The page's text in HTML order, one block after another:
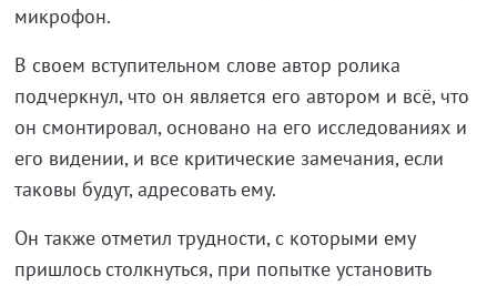
микрофон.
В своем вступительном слове автор ролика
подчеркнул, что он является его автором и всё, что
он смонтировал, основано на его исследованиях и
его видении, и все критические замечания, если
таковы будут, адресовать ему.
Он также отметил трудности, с которыми ему
пришлось столкнуться, при попытке установить